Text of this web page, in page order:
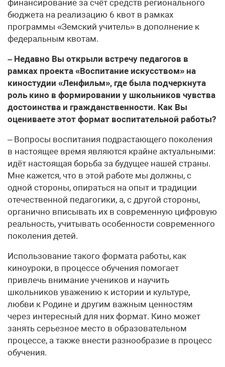
финансирование за счёт средств регионального
бюджета на реализацию 6 квот в рамках
программы «Земский учитель» в дополнение к
федеральным квотам.
– Недавно Вы открыли встречу педагогов в
рамках проекта «Воспитание искусством» на
киностудии «Ленфильм», где была подчеркнута
роль кино в формировании у школьников чувства
достоинства и гражданственности. Как Вы
оцениваете этот формат воспитательной работы?
– Вопросы воспитания подрастающего поколения
в настоящее время являются крайне актуальными:
идёт настоящая борьба за будущее нашей страны.
Мне кажется, что в этой работе мы должны, с
одной стороны, опираться на опыт и традиции
отечественной педагогики, а, с другой стороны,
органично вписывать их в современную цифровую
реальность, учитывать особенности современного
поколения детей.
Использование такого формата работы, как
киноуроки, в процессе обучения помогает
привлечь внимание учеников и научить
школьников уважению к истории и культуре,
любви к Родине и другим важным ценностям
через интересный для них формат. Кино может
занять серьезное место в образовательном
процессе, а также внести разнообразие в процесс
обучения.